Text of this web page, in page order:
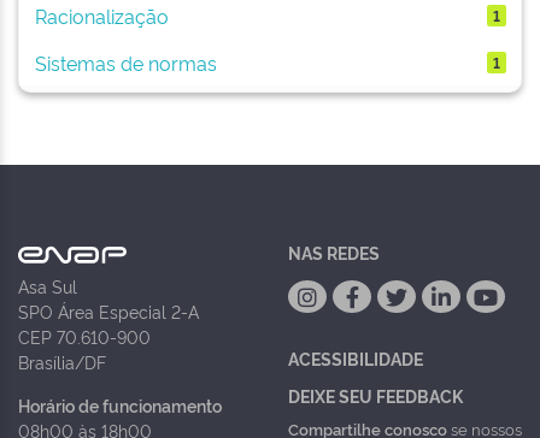
Racionalização 1
Sistemas de normas 1
Asa Sul
SPO Área Especial 2-A
CEP 70.610-900
Brasília/DF
Horário de funcionamento
08h00 às 18h00
NAS REDES
ACESSIBILIDADE
DEIXE SEU FEEDBACK
Compartilhe conoscose nossos